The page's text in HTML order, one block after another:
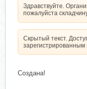
Здравствуйте.
пожалуйста
Скрытый текст.
зарегистрированным
Создана!